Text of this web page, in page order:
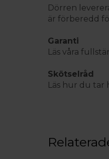
Dörren
är förberedd
Garanti
Läs våra
Skötselråd
Läs hur du tar